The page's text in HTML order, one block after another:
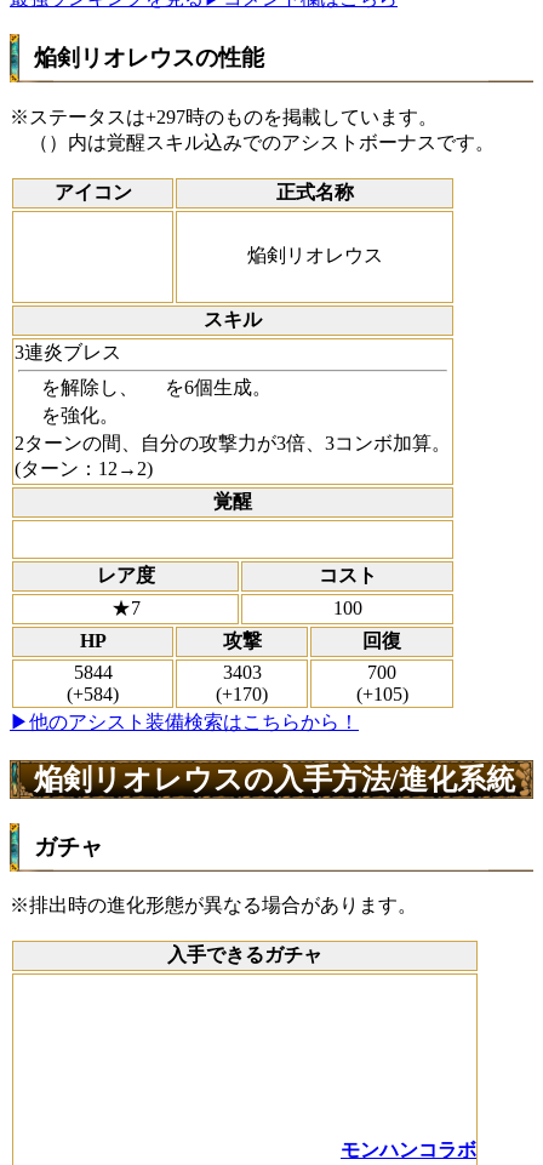
焔剣リオレウスの性能
※ステータスは+297時のものを掲載しています。
（）内は覚醒スキル込みでのアシストボーナスです。
アイコン 正式名称
焔剣リオレウス
スキル
3連炎ブレス
を解除し、
を6個生成。
を強化。
2ターンの間、自分の攻撃力が3倍、3コンボ加算。
(ターン：12→2)
覚醒
レア度
コスト
★7
100
HP
攻撃
回復
5844
(+584)
3403
(+170)
700
(+105)
▶他のアシスト装備検索はこちらから！
焔剣リオレウスの入手方法/進化系統
ガチャ
※排出時の進化形態が異なる場合があります。
入手できるガチャ
モンハンコラボ